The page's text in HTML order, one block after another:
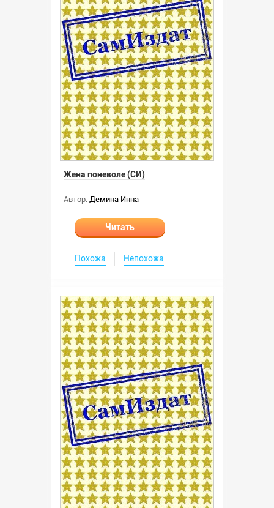
Жена поневоле (СИ)
Автор: Демина Инна
Читать
Похожа Непохожа